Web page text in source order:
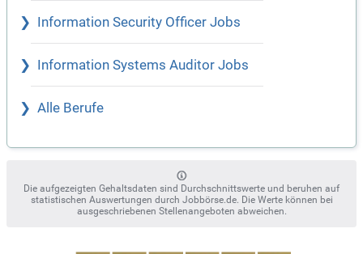
Information Security Officer Jobs
Information Systems Auditor Jobs
Alle Berufe
Die aufgezeigten Gehaltsdaten sind Durchschnittswerte und beruhen auf
statistischen Auswertungen durch Jobbörse.de. Die Werte können bei
ausgeschriebenen Stellenangeboten abweichen.